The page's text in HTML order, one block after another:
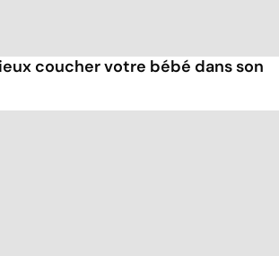
coucher votre bébé dans son